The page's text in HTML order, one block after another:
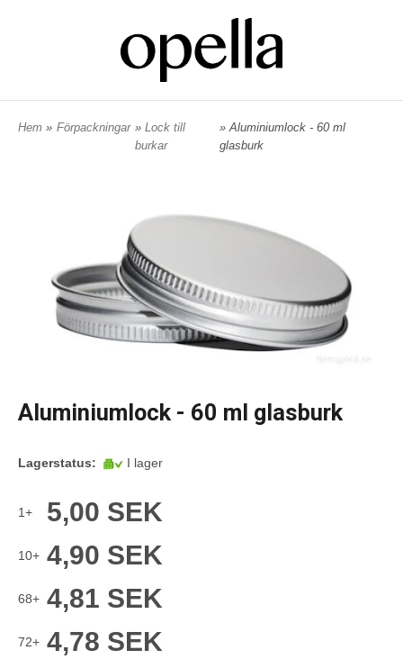
Hem » Förpackningar » Lock till
burkar
» Aluminiumlock - 60 ml
glasburk
Aluminiumlock - 60 ml glasburk
Lagerstatus: I lager
1+ 5,00 SEK
10+ 4,90 SEK
68+ 4,81 SEK
72+ 4,78 SEK